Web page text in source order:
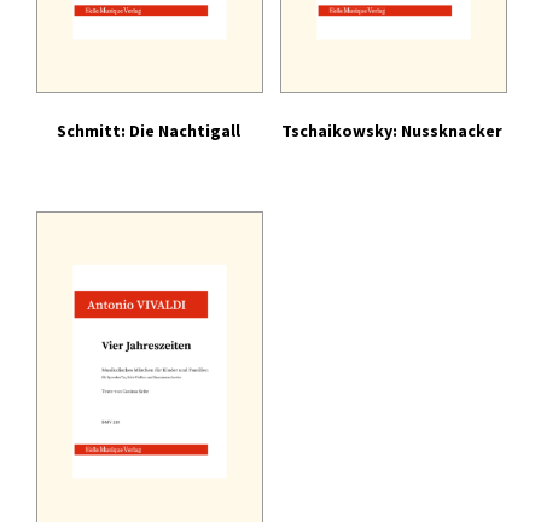
Schmitt: Die Nachtigall Tschaikowsky: Nussknacker